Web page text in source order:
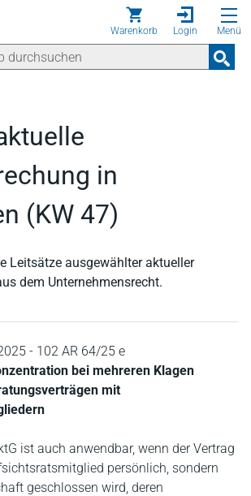
Warenkorb Login Menü
in
(KW 47)
Leitsätze ausgewählter aktueller
dem Unternehmensrecht.
- 102 AR 64/25 e
bei mehreren Klagen
mit
ist auch anwendbar, wenn der Vertrag
persönlich, sondern
geschlossen wird, deren